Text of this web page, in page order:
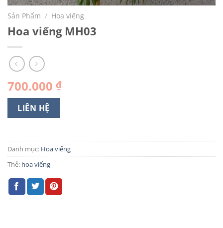
Sản Phẩm / Hoa viếng
Hoa viếng MH03
700.000 ₫
LIÊN HỆ
Danh mục: Hoa viếng
Thẻ: hoa viếng